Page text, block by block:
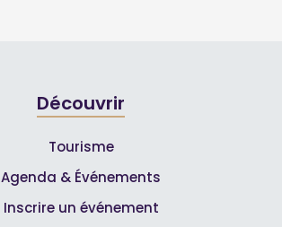
Découvrir
Tourisme
Agenda & Événements
Inscrire un événement